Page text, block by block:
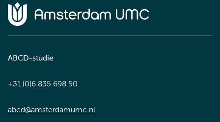
ABCD-studie
+31 (0)6 835 698 50
abcd@amsterdamumc.nl